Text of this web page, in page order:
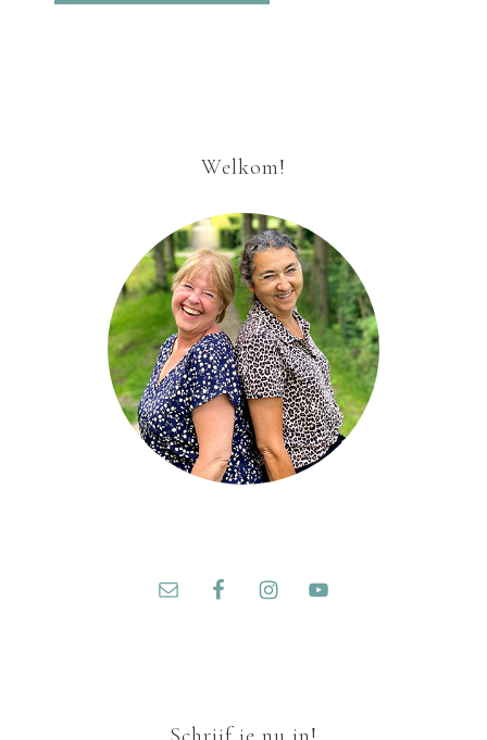
Welkom!